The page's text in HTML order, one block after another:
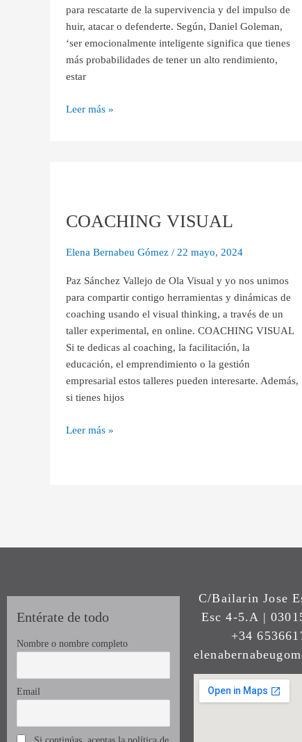
para rescatarte de la supervivencia y del impulso de
huir, atacar o defenderte. Según, Daniel Goleman,
‘ser emocionalmente inteligente significa que tienes
más probabilidades de tener un alto rendimiento,
estar
Leer más »
COACHING VISUAL
Elena Bernabeu Gómez / 22 mayo, 2024
Paz Sánchez Vallejo de Ola Visual y yo nos unimos
para compartir contigo herramientas y dinámicas de
coaching usando el visual thinking, a través de un
taller experimental, en online. COACHING VISUAL
Si te dedicas al coaching, la facilitación, la
educación, el emprendimiento o la gestión
empresarial estos talleres pueden interesarte. Además,
si tienes hijos
Leer más »
Entérate de todo
Nombre o nombre completo
Email
C/Bailarin Jose
Esc 4-5.A |
+34